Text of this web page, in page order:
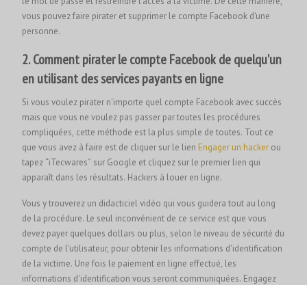
vous pouvez faire pirater et supprimer le compte Facebook d'une
personne.
2. Comment pirater le compte Facebook de quelqu'un
en utilisant des services payants en ligne
Si vous voulez pirater n'importe quel compte Facebook avec succès
mais que vous ne voulez pas passer par toutes les procédures
compliquées, cette méthode est la plus simple de toutes. Tout ce
que vous avez à faire est de cliquer sur le lien Engager un hacker ou
tapez “iTecwares” sur Google et cliquez sur le premier lien qui
apparaît dans les résultats. Hackers à louer en ligne.
Vous y trouverez un didacticiel vidéo qui vous guidera tout au long
de la procédure. Le seul inconvénient de ce service est que vous
devez payer quelques dollars ou plus, selon le niveau de sécurité du
compte de l'utilisateur, pour obtenir les informations d'identification
de la victime. Une fois le paiement en ligne effectué, les
informations d'identification vous seront communiquées. Engagez